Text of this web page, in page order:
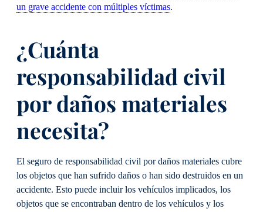
un grave accidente con múltiples víctimas.
¿Cuánta
responsabilidad civil
por daños materiales
necesita?
El seguro de responsabilidad civil por daños materiales cubre
los objetos que han sufrido daños o han sido destruidos en un
accidente. Esto puede incluir los vehículos implicados, los
objetos que se encontraban dentro de los vehículos y los